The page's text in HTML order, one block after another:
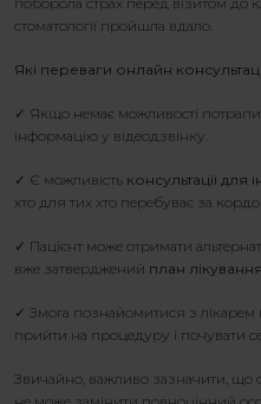
стоматології пройшла вдало.
Які переваги онлайн
✓ Якщо немає можливості
інформацію у відеодзвінку.
✓ Є можливість консультації
хто для тих хто перебуває за
✓ Пацієнт може отримати
вже затверджений план лікування
✓ Змога познайомитися з лікарем
прийти на процедуру і почувати
Звичайно, важливо зазначити, що